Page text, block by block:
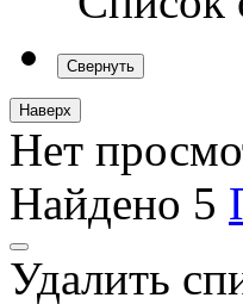
Свернуть
Наверх
Нет
Найдено 5
Удалить